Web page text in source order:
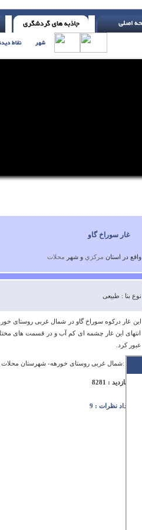
غار سوراخ گاو
واقع در استان مركزي و شهر محلات
نوع بنا : طبیعی
این غار درکوه سوراخ گاو در شمال غربی روستای
انتهای این غار چشمه ای کم آب و در قسمت های
عبور کرد.
آدرس :شمال غربی روستای خورهه- شهرستان محلات
تعداد بازدید : 8281
تعداد نظرات : 9